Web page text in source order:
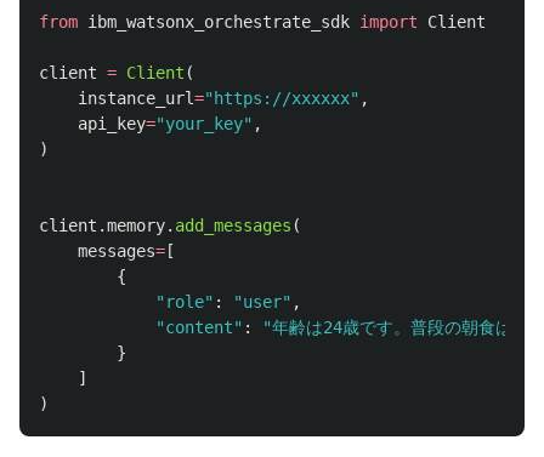
from ibm_watsonx_orchestrate_sdk import Client
client = Client (
instance_url=" https://xxxxxx" ,
api_key="your_key" ,
)
client .memory. add_messages (
messages= [
{
" role" : "user" ,
"content" : "年齢は24歳です。普段の朝食はパ
}
]
)